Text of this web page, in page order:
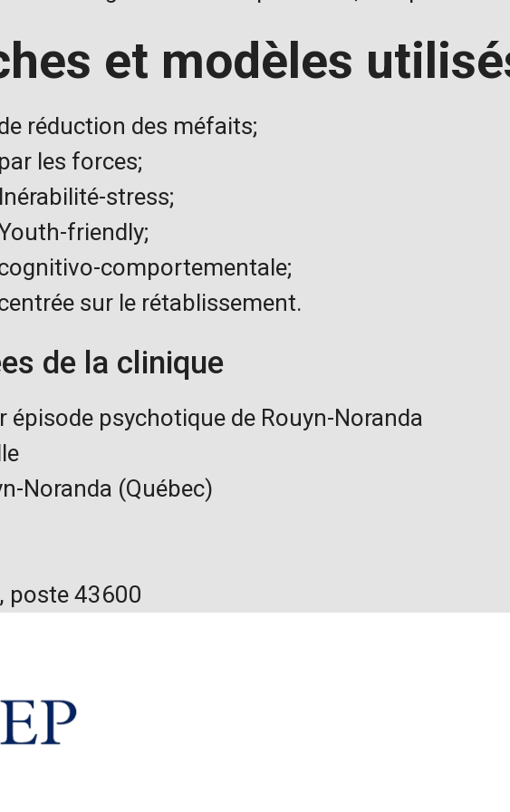
et modèles
réduction des méfaits;
les forces;
stress;
friendly;
comportementale;
sur le rétablissement.
de la clinique
épisode psychotique de Rouyn-Noranda
Noranda (Québec)
poste 43600